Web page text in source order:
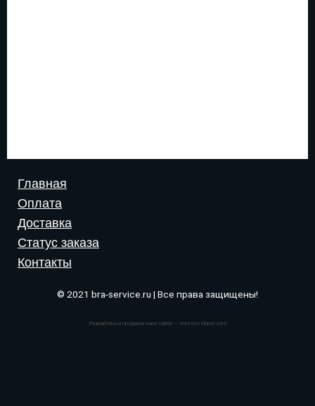
Главная
Оплата
Доставка
Статус заказа
Контакты
© 2021 bra-service.ru | Все права защищены!
Разработка и продвижение сайта — Inet-developer.com